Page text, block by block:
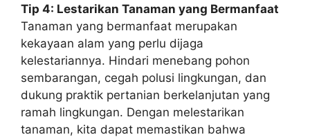
Tip 4: Lestarikan Tanaman yang Bermanfaat
Tanaman yang bermanfaat merupakan
kekayaan alam yang perlu dijaga
kelestariannya. Hindari menebang pohon
sembarangan, cegah polusi lingkungan, dan
dukung praktik pertanian berkelanjutan yang
ramah lingkungan. Dengan melestarikan
tanaman, kita dapat memastikan bahwa